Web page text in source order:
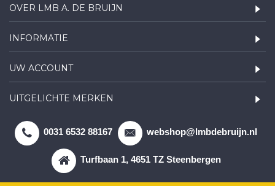
OVER LMB A. DE BRUIJN
INFORMATIE
UW ACCOUNT
UITGELICHTE MERKEN
0031 6532 88167 webshop@lmbdebruijn.nl
Turfbaan 1, 4651 TZ Steenbergen